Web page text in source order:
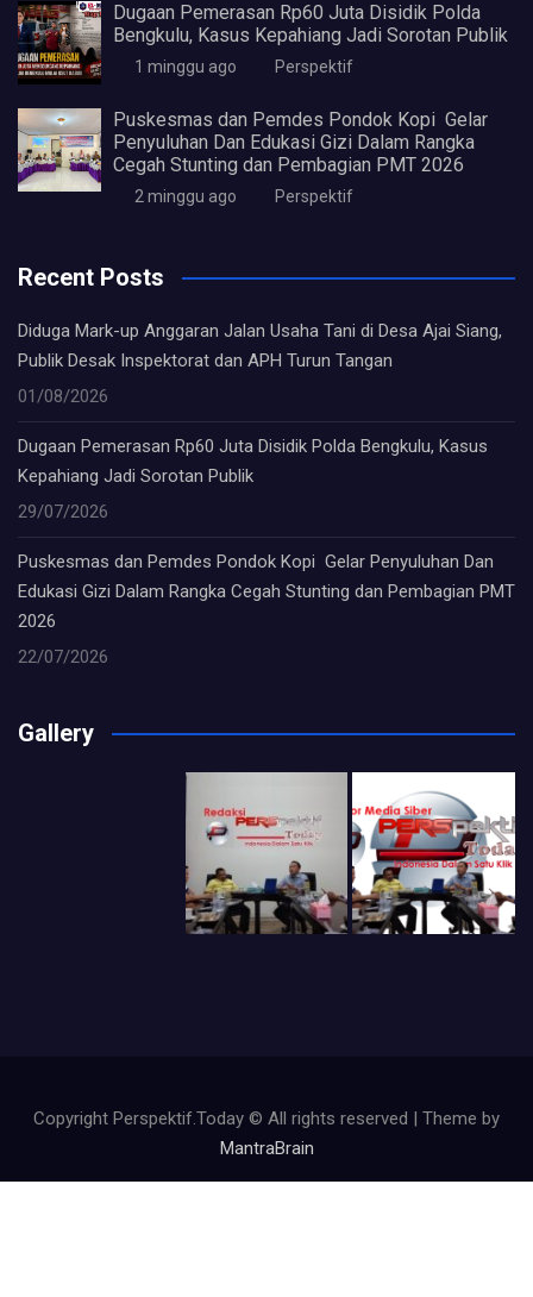
Dugaan Pemerasan Rp60 Juta Disidik Polda
Bengkulu, Kasus Kepahiang Jadi Sorotan Publik
1 minggu ago Perspektif
Puskesmas dan Pemdes Pondok Kopi Gelar
Penyuluhan Dan Edukasi Gizi Dalam Rangka
Cegah Stunting dan Pembagian PMT 2026
2 minggu ago Perspektif
Recent Posts
Diduga Mark-up Anggaran Jalan Usaha Tani di Desa Ajai Siang,
Publik Desak Inspektorat dan APH Turun Tangan
01/08/2026
Dugaan Pemerasan Rp60 Juta Disidik Polda Bengkulu, Kasus
Kepahiang Jadi Sorotan Publik
29/07/2026
Puskesmas dan Pemdes Pondok Kopi Gelar Penyuluhan Dan
Edukasi Gizi Dalam Rangka Cegah Stunting dan Pembagian PMT
2026
22/07/2026
Gallery
Copyright Perspektif.Today © All rights reserved | Theme by
MantraBrain